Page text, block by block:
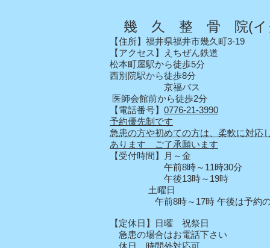
幾 久 整 骨 院(イク
【住所】福井県福井市幾久町3-19
【アクセス】えちぜん鉄道
松本町屋駅から徒歩5分
西別院駅から徒歩8分
京福バス
医師会館前から徒歩2分
【電話番号】 0776-21-3990
予約優先制です
急患の方や初めての方は、柔軟に対応
あります ご了承願います
【受付時間】月～金
午前8時～11時30分
午後13時～19時
土曜日
午前8時～17時 午後は予約
【定休日】日曜 祝祭日
急患の場合はお電話下さい